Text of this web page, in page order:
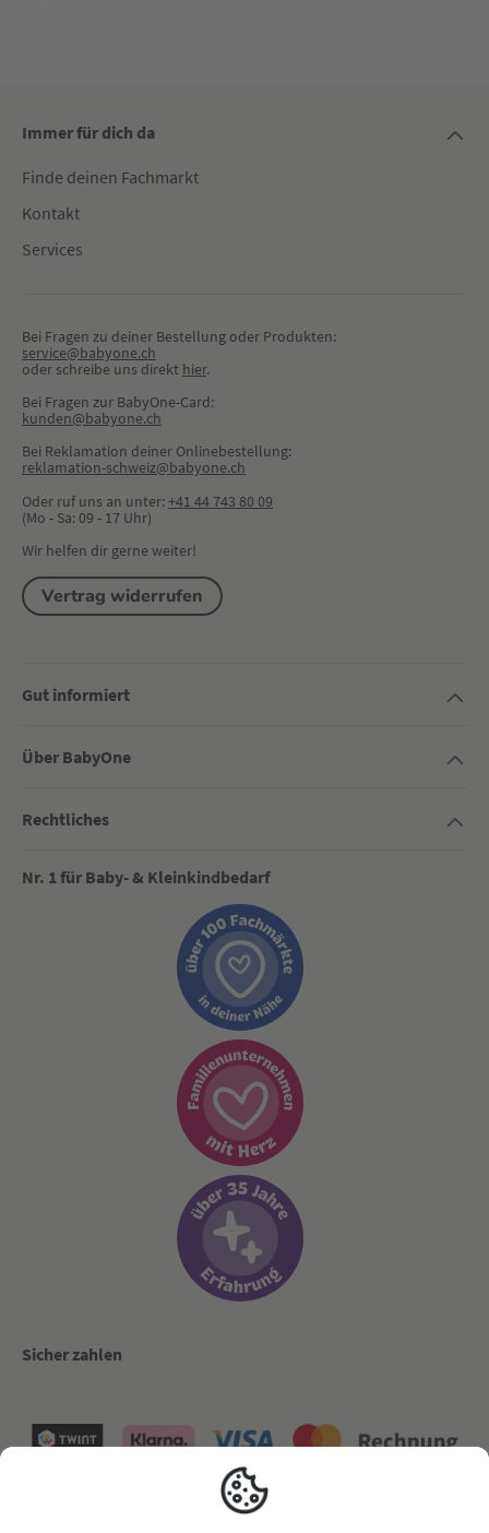
Immer für dich da
Finde deinen Fachmarkt
Kontakt
Services
Bei Fragen zu deiner Bestellung oder Produkten:
service@babyone.ch
oder schreibe uns direkt hier.
Bei Fragen zur BabyOne-Card:
kunden@babyone.ch
Bei Reklamation deiner Onlinebestellung:
reklamation-schweiz@babyone.ch
Oder ruf uns an unter:+41 44 743 80 09
(Mo - Sa: 09 - 17 Uhr)
Wir helfen dir gerne weiter!
Vertrag widerrufen
Gut informiert
Über BabyOne
Rechtliches
Nr. 1 für Baby- & Kleinkindbedarf
Sicher zahlen